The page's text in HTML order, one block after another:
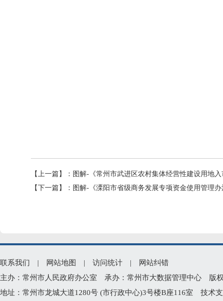
【上一篇】： 图解-《常州市武进区农村集体经营性建设用地
【下一篇】： 图解-《溧阳市省级商务发展专项资金使用管理办
联系我们 | 网站地图 | 访问统计 |
网站纠错
主办：常州市人民政府办公室 承办：常州市大数据管理中心 版
地址：常州市龙城大道1280号 (市行政中心)3号楼B座116室 技术